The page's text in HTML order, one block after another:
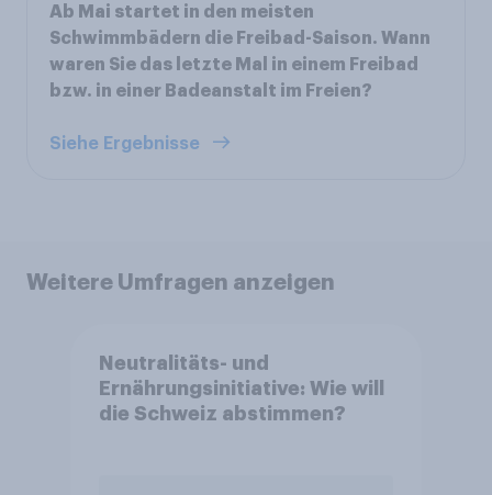
Ab Mai startet in den meisten
Schwimmbädern die Freibad-Saison. Wann
waren Sie das letzte Mal in einem Freibad
bzw. in einer Badeanstalt im Freien?
Siehe Ergebnisse
Weitere Umfragen anzeigen
Neutralitäts- und
Ernährungsinitiative: Wie will
die Schweiz abstimmen?